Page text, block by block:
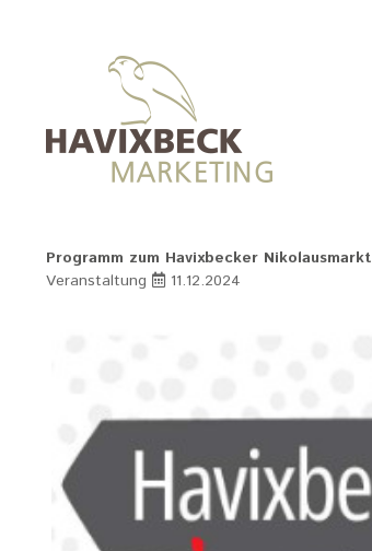
Programm zum Havixbecker Nikolausmarkt
Veranstaltung
11.12.2024